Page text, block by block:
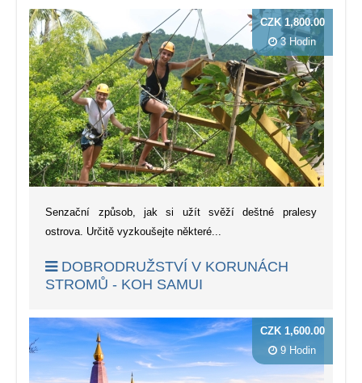
Senzační způsob, jak si užít svěží deštné pralesy
ostrova. Určitě vyzkoušejte některé...
DOBRODRUŽSTVÍ V KORUNÁCH
STROMŮ - KOH SAMUI
CZK 1,800.00
3 Hodin
CZK 1,600.00
9 Hodin